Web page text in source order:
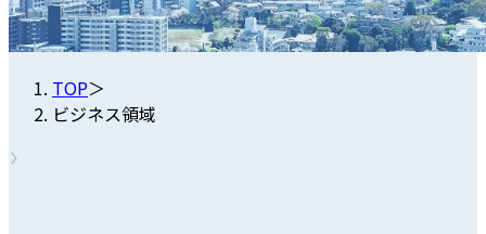
TOP＞
ビジネス領域